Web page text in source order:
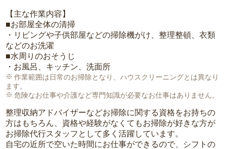
【主な作業内容】
■お部屋全体の清掃
・リビングや子供部屋などの掃除機がけ、整理整頓、衣類
などのお洗濯
■水周りのおそうじ
・お風呂、キッチン、洗面所
作業範囲は日常のお掃除となり、ハウスクリーニングとは異なり
ます。
危険なお仕事や介護など専門知識が必要なお仕事はありません。
整理収納アドバイザーなどお掃除に関する資格をお持ちの
方はもちろん、資格や経験がなくてもお掃除が好きな方が
お掃除代行スタッフとして多く活躍しています。
自宅の近所で空いた時間にお仕事ができるので、シフトの